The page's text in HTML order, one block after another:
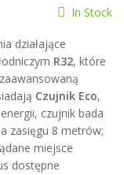
In Stock
działające
R32, które
Czujnik Eco,
czujnik bada
zasięgu 8 metrów;
miejsce
dostępne